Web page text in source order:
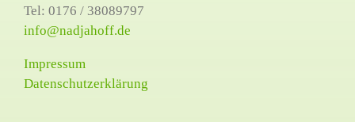
Tel: 0176 / 38089797
info@nadjahoff.de
Impressum
Datenschutzerklärung